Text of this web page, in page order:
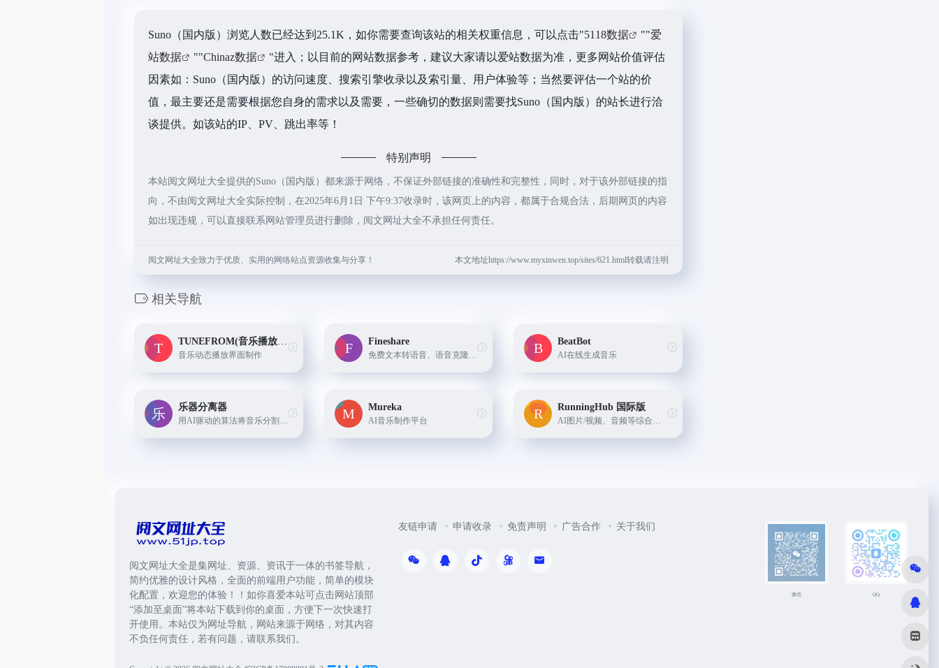
Suno（国内版）浏览人数已经达到25.1K，如你需要查询该站的相关权重信息，可以点击"5118数据 ""爱
站数据
""Chinaz数据
"进入；以目前的网站数据参考，建议大家请以爱站数据为准，更多网站价值评估
因素如：Suno（国内版）的访问速度、搜索引擎收录以及索引量、用户体验等；当然要评估一个站的价
值，最主要还是需要根据您自身的需求以及需要，一些确切的数据则需要找Suno（国内版）的站长进行洽
谈提供。如该站的IP、PV、跳出率等！
特别声明
本站阅文网址大全提供的Suno（国内版）都来源于网络，不保证外部链接的准确性和完整性，同时，对于该外部链接的指
向，不由阅文网址大全实际控制，在2025年6月1日 下午9:37收录时，该网页上的内容，都属于合规合法，后期网页的内容
如出现违规，可以直接联系网站管理员进行删除，阅文网址大全不承担任何责任。
阅文网址大全致力于优质、实用的网络站点资源收集与分享！ 本文地址https://www.myxinwen.top/sites/621.html转载请注明
相关导航
TUNEFROM(音乐播放界面动态制作)
音乐动态播放界面制作
Fineshare
免费文本转语音、语音克隆、AI翻唱
BeatBot
AI在线生成音乐
乐器分离器
用AI驱动的算法将音乐分割成不同的部分
Mureka
AI音乐制作平台
RunningHub 国际版
AI图片/视频、音频等综合创作平台
阅文网址大全是集网址、资源、资讯于一体的书签导航，
简约优雅的设计风格，全面的前端用户功能，简单的模块
化配置，欢迎您的体验！！如你喜爱本站可点击网站顶部
“添加至桌面”将本站下载到你的桌面，方便下一次快速打
开使用。本站仅为网址导航，网站来源于网络，对其内容
不负任何责任，若有问题，请联系我们。
友链申请 申请收录 免责声明 广告合作 关于我们
微信 QQ